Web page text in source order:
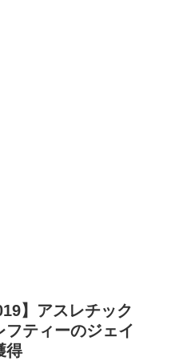
】アスレチック
フティーのジェイ
得